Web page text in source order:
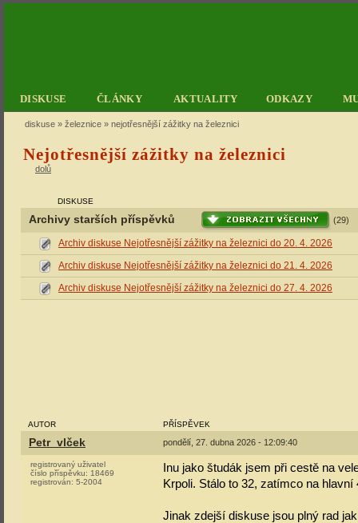
DISKUSE ČLÁNKY AKTUALITY ODKAZY
diskuse » železnice » nejotřesnější zážitky na železnici
Nejotřesnější zážitky na železnici
dolů
DISKUSE
Archivy starších příspěvků (29)
Archiv diskuse Nejotřesnější zážitky na železnici do 20. 4. 2026
Archiv diskuse Nejotřesnější zážitky na železnici do 21. 4. 2026
Archiv diskuse Nejotřesnější zážitky na železnici do 27. 4. 2026
AUTOR PŘÍSPĚVEK
Petr_vlček pondělí, 27. dubna 2026 - 12:09:40
registrovaný uživatel
číslo příspěvku: 18469
registrován: 5-2004
Inu jako študák jsem při cestě na
Krpoli. Stálo to 32, zatímco na
Jinak zdejší diskuse jsou plný rad